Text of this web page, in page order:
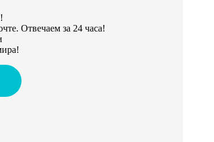
Отвечаем за 24 часа!